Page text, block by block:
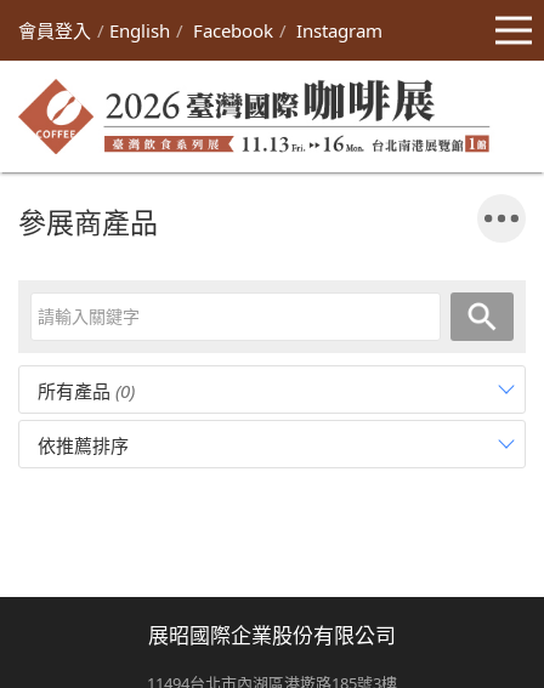
會員登入 English Facebook Instagram
參展商產品
所有產品 (0)
依推薦排序
展昭國際企業股份有限公司
11494台北市內湖區港墘路185號3樓